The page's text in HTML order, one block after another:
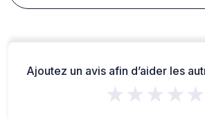
Ajoutez un avis afin d’aider les
★★★★★